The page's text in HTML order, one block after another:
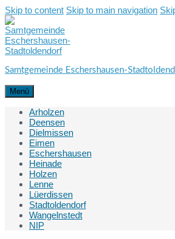
Skip to content Skip to main navigation
Samtgemeinde Eschershausen-
Menü
Arholzen
Deensen
Dielmissen
Eimen
Eschershausen
Heinade
Holzen
Lenne
Lüerdissen
Stadtoldendorf
Wangelnstedt
NIP